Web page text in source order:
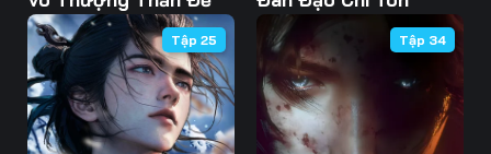
70 71
73 74
Tập 25 Tập 34